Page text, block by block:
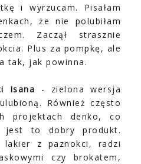
i wyrzucam. Pisałam
że nie polubiłam
Zaczął strasznie
Plus za pompkę, ale
tak, jak powinna.
Isana - zielona wersja
Również często
projektach denko, co
to dobry produkt.
lakier z paznokci, radzi
czy brokatem,